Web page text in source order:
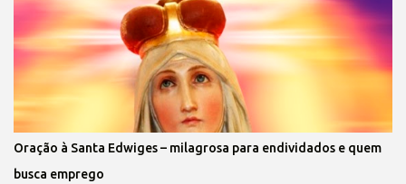
Oração à Santa Edwiges – milagrosa para endividados e quem
busca emprego